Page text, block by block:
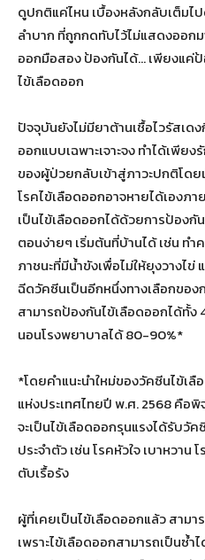
ดูปกติแค่ไหน เบื้องหลังกลับเต็มไ
ลำบาก ที่ถูกกดทับไว้ไม่แสดงออกม
ออกมือสอง ป้องกันได้… เพียงแค่
ไข้เลือดออก
ปัจจุบันยังไม่มียาต้านเชื้อไวรัสเด
ออกแบบเฉพาะเจาะจง ทำได้เพีย
ของผู้ป่วยกลับเข้าสู่ภาวะปกติโดย
โรคไข้เลือดออกอาจหายได้เองภ
เป็นไข้เลือดออกได้ด้วยการป้อง
ตอนง่ายๆ เริ่มต้นที่บ้านได้ เช่น ทำ
ภาชนะที่มีน้ำขังเพื่อไม่ให้ยุงวางไข่
ฉีดวัคซีนเป็นอีกหนึ่งทางเลือกของ
สามารถป้องกันไข้เลือดออกได้ทั้ง
นอนโรงพยาบาลได้ 80-90%*
*โดยคำแนะนำใหม่ของวัคซีนไข้เ
แห่งประเทศไทยปี พ.ศ. 2568 คือ
จะเป็นไข้เลือดออกรุนแรงได้รับวั
ประจำตัว เช่น โรคหัวใจ เบาหวาน
ตับเรื้อรัง
ผู้ที่เคยเป็นไข้เลือดออกแล้ว สาม
เพราะไข้เลือดออกสามารถเป็นซ้ำ